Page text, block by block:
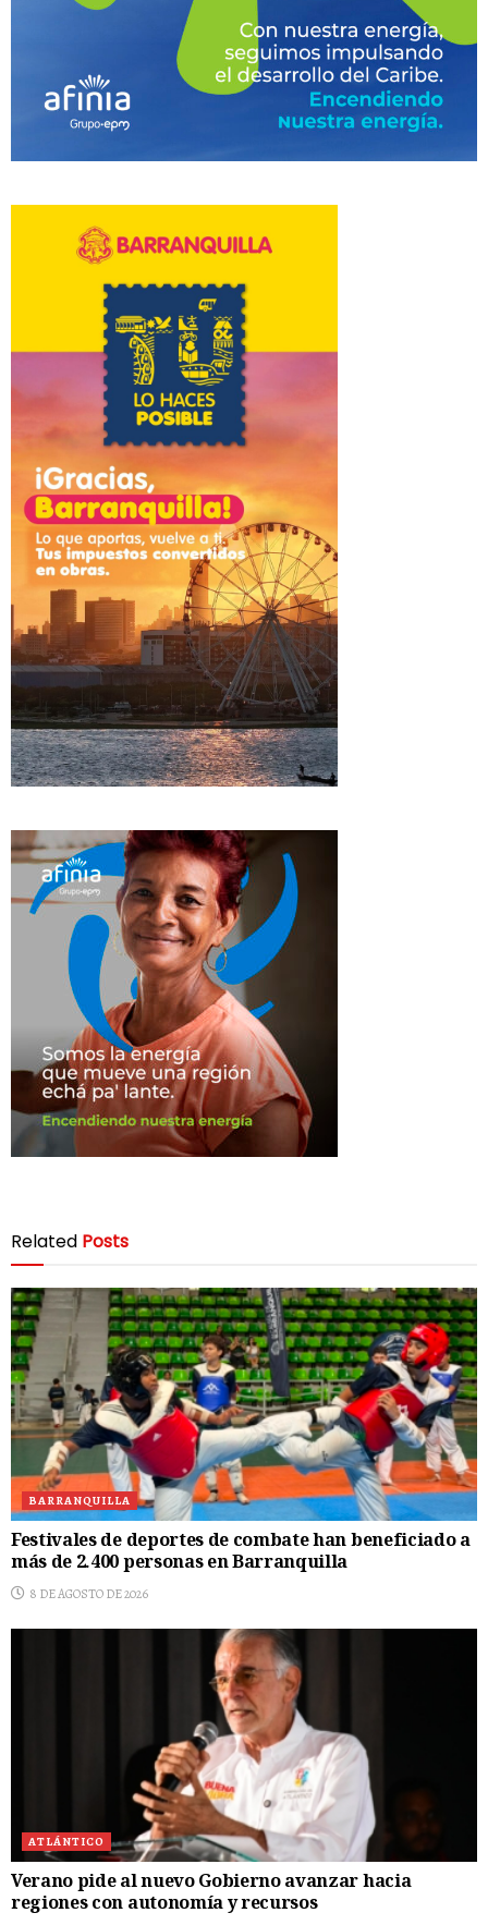
Related Posts
BARRANQUILLA
Festivales de deportes de combate han beneficiado a
más de 2.400 personas en Barranquilla
8 DE AGOSTO DE 2026
ATLÁNTICO
Verano pide al nuevo Gobierno avanzar hacia
regiones con autonomía y recursos